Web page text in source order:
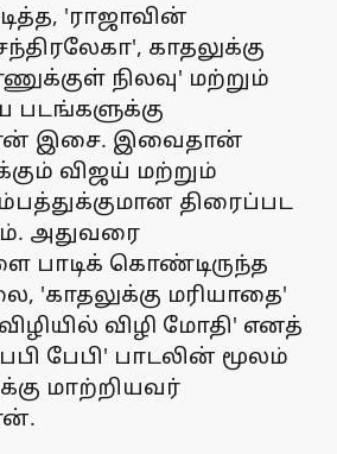
'ராஜாவின்
காதலுக்கு
நிலவு' மற்றும்
இசை. இவைதான்
விஜய் மற்றும்
திரைப்பட
அதுவரை
பாடிக் கொண்டிருந்த
'காதலுக்கு மரியாதை'
விழி மோதி' எனத்
பேபி' பாடலின் மூலம்
மாற்றியவர்